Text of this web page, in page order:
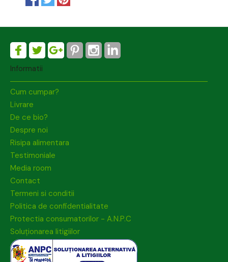
Informatii
Cum cumpar?
Livrare
De ce bio?
Despre noi
Risipa alimentara
Testimoniale
Media room
Contact
Termeni si conditii
Politica de confidentialitate
Protectia consumatorilor - A.N.P.C
Soluționarea litigiilor